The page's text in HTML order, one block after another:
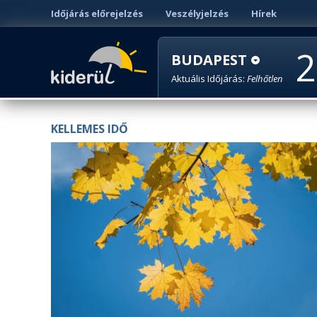
Időjárás előrejelzés Veszélyjelzés Hírek
BUDAPEST
Aktuális Időjárás: Felhőtlen
KELLEMES IDŐ